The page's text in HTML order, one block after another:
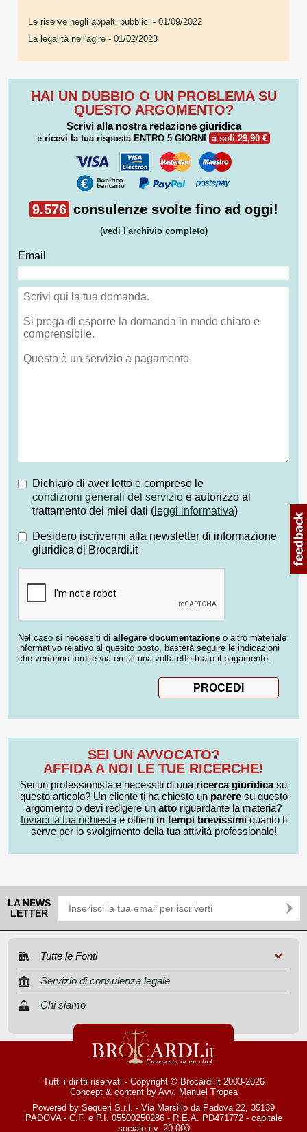
Le riserve negli appalti pubblici - 01/09/2022
La legalità nell'agire - 01/02/2023
HAI UN DUBBIO O UN PROBLEMA SU
QUESTO ARGOMENTO?
Scrivi alla nostra redazione giuridica
e ricevi la tua risposta ENTRO 5 GIORNI a soli 29,90 €
9.576 consulenze svolte fino ad oggi!
(vedi l'archivio completo)
Email
Dichiaro di aver letto e compreso le
condizioni generali del servizio e autorizzo al
trattamento dei miei dati ( leggi informativa)
Desidero iscrivermi alla newsletter di informazione
giuridica di Brocardi.it
Nel caso si necessiti di allegare documentazione o altro materiale
informativo relativo al quesito posto, basterà seguire le indicazioni
che verranno fornite via email una volta effettuato il pagamento.
SEI UN AVVOCATO?
AFFIDA A NOI LE TUE RICERCHE!
Sei un professionista e necessiti di una ricerca giuridicasu
questo articolo? Un cliente ti ha chiesto un pareresu questo
argomento o devi redigere un atto riguardante la materia?
Inviaci la tua richiestae ottieni in tempi brevissimiquanto ti
serve per lo svolgimento della tua attività professionale!
LA NEWS
LETTER
Tutte le Fonti
Servizio di consulenza legale
Chi siamo
Tutti i diritti riservati - Copyright © Brocardi.it 2003-2026
Concept & content by Avv. Manuel Tropea
Powered by Sequeri S.r.l. - Via Marsilio da Padova 22, 35139
PADOVA - C.F. e P.I. 05500250286 - R.E.A. PD471772 - capitale
sociale i.v. 20.000